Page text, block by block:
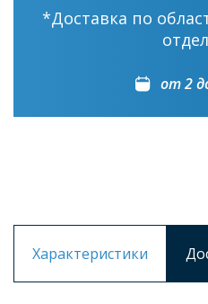
*Доставка по
от 2
Характеристики